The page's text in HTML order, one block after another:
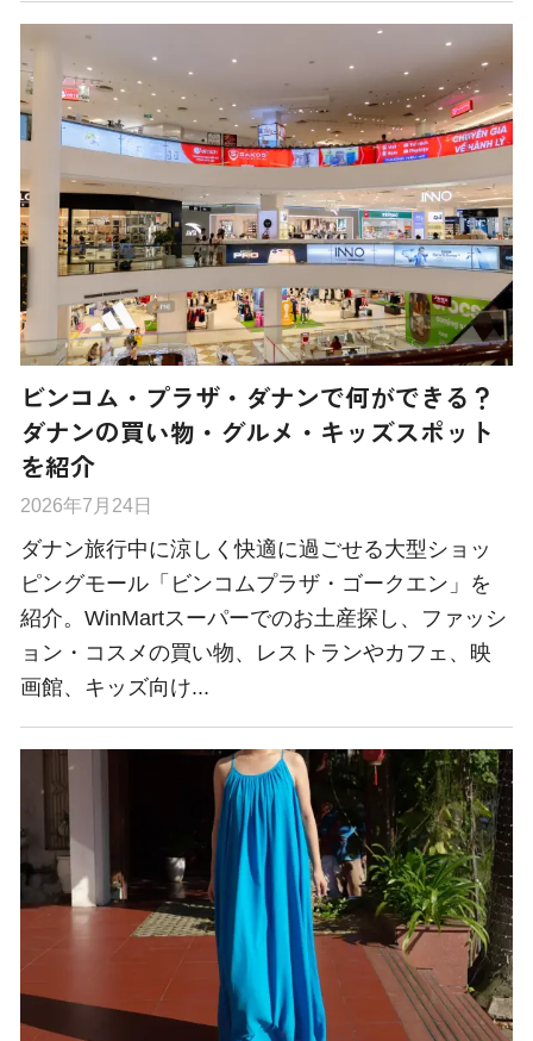
ビンコム・プラザ・ダナンで何ができる？
ダナンの買い物・グルメ・キッズスポット
を紹介
2026年7月24日
ダナン旅行中に涼しく快適に過ごせる大型ショッ
ピングモール「ビンコムプラザ・ゴークエン」を
紹介。WinMartスーパーでのお土産探し、ファッシ
ョン・コスメの買い物、レストランやカフェ、映
画館、キッズ向け...